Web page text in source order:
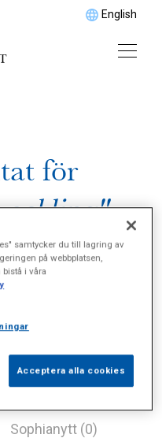
English
för
Sophianytt (0)
samtycker du till lagring av
på webbplatsen,
i våra
Acceptera alla cookies